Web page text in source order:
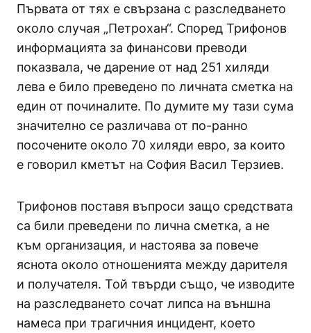
Първата от тях е свързана с разследването
около случая „Петрохан“. Според Трифонов
информацията за финансови преводи
показвала, че дарение от над 251 хиляди
лева е било преведено по личната сметка на
един от починалите. По думите му тази сума
значително се различава от по-ранно
посочените около 70 хиляди евро, за които
е говорил кметът на София Васил Терзиев.
Трифонов поставя въпроси защо средствата
са били преведени по лична сметка, а не
към организация, и настоява за повече
яснота около отношенията между дарителя
и получателя. Той твърди също, че изводите
на разследването сочат липса на външна
намеса при трагичния инцидент, което